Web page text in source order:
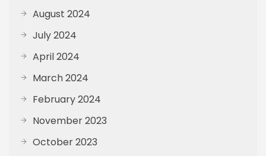
August 2024
July 2024
April 2024
March 2024
February 2024
November 2023
October 2023